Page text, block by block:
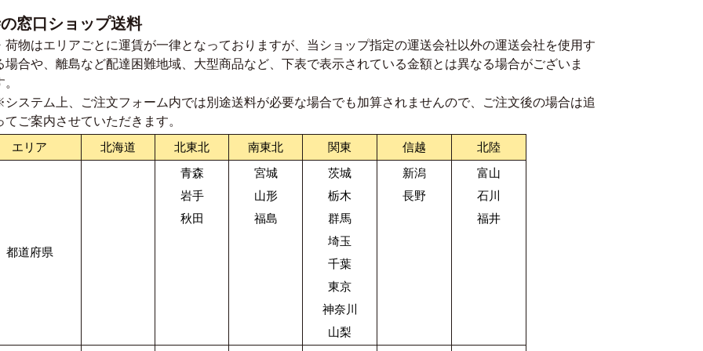
窓口ショップ送料
荷物はエリアごとに運賃が一律となっておりますが、当ショップ指定の運送会社以外の運送会社を使用す
場合や、離島など配達困難地域、大型商品など、下表で表示されている金額とは異なる場合がございま
。
ステム上、ご注文フォーム内では別途送料が必要な場合でも加算されませんので、ご注文後の場合は追
てご案内させていただきます。
エリア 北海道 北東北 南東北 関東 信越 北陸
都道府県
青森
岩手
秋田
宮城
山形
福島
茨城
栃木
群馬
埼玉
千葉
東京
神奈川
山梨
新潟
長野
富山
石川
福井